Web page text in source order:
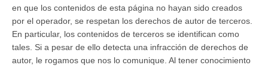
en que los contenidos de esta página no hayan sido creados
por el operador, se respetan los derechos de autor de terceros.
En particular, los contenidos de terceros se identifican como
tales. Si a pesar de ello detecta una infracción de derechos de
autor, le rogamos que nos lo comunique. Al tener conocimiento